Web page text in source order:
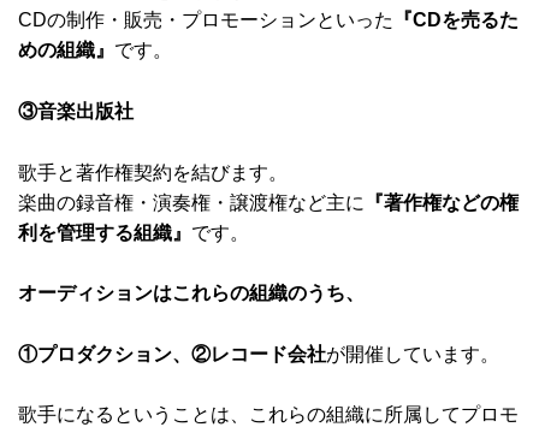
CDの制作・販売・プロモーションといった
『CDを売るた
めの組織』 です。
③音楽出版社
歌手と著作権契約を結びます。
楽曲の録音権・演奏権・譲渡権など主に
『著作権などの権
利を管理する組織』 です。
オーディションはこれらの組織のうち、
①プロダクション、 ②レコード会社が開催しています。
歌手になるということは、これらの組織に所属してプロモ